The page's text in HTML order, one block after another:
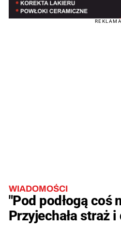
REKLAMA
WIADOMOŚCI
"Pod podłogą coś
Przyjechała straż i